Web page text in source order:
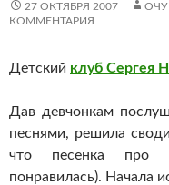
27 ОКТЯБРЯ 2007
КОММЕНТАРИЯ
Детский клуб Сергея
Дав девчонкам
песнями, решила
что песенка про
понравилась). Начала